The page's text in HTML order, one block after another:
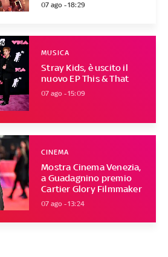
07 ago - 18:29
Stray Kids, è uscito il
nuovo EP This & That
MUSICA
07 ago - 15:09
Mostra Cinema Venezia,
a Guadagnino premio
Cartier Glory Filmmaker
CINEMA
07 ago - 13:24